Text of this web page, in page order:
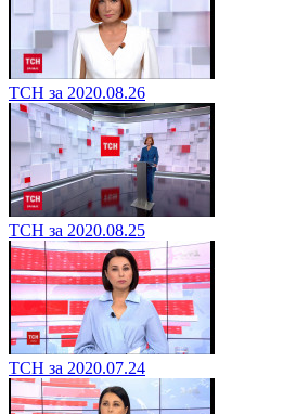
ТСН за 2020.08.26
ТСН за 2020.08.25
ТСН за 2020.07.24